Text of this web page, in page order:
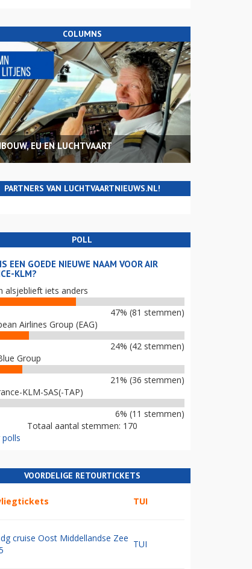
COLUMNS
EU EN LUCHTVAART
PARTNERS VAN LUCHTVAARTNIEUWS.NL!
POLL
EEN GOEDE NIEUWE NAAM VOOR AIR
KLM?
alsjeblieft iets anders
47% (81 stemmen)
Airlines Group (EAG)
24% (42 stemmen)
Group
21% (36 stemmen)
KLM-SAS(-TAP)
6% (11 stemmen)
Totaal aantal stemmen: 170
polls
VOORDELIGE RETOURTICKETS
TUI
dg cruise Oost Middellandse Zee
TUI